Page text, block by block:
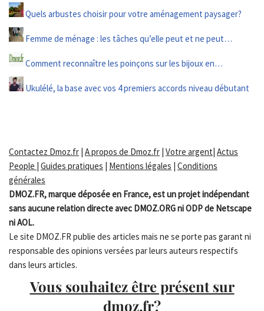
Quels arbustes choisir pour votre aménagement paysager?
Femme de ménage : les tâches qu’elle peut et ne peut…
Comment reconnaître les poinçons sur les bijoux en…
Ukulélé, la base avec vos 4 premiers accords niveau débutant
Contactez Dmoz.fr | A propos de Dmoz.fr | Votre argent| Actus
People | Guides pratiques | Mentions légales | Conditions
générales
DMOZ.FR, marque déposée en France, est un projet indépendant
sans aucune relation directe avec DMOZ.ORG ni ODP de Netscape
ni AOL.
Le site DMOZ.FR publie des articles mais ne se porte pas garant ni
responsable des opinions versées par leurs auteurs respectifs
dans leurs articles.
Vous souhaitez être présent sur
dmoz.fr?